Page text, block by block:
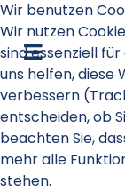
Wir benutzen
Wir nutzen
sind essenziell
uns helfen, diese
verbessern
entscheiden, ob
beachten Sie,
mehr alle
stehen.